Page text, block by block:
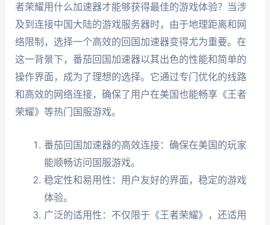
者荣耀用什么加速器才能够获得最佳的游戏体验？当涉
及到连接中国大陆的游戏服务器时，由于地理距离和网
络限制，选择一个高效的回国加速器变得尤为重要。在
这一背景下，番茄回国加速器以其出色的性能和简单的
操作界面，成为了理想的选择。它通过专门优化的线路
和高效的网络连接，确保了用户在美国也能畅享《王者
荣耀》等热门国服游戏。
番茄回国加速器的高效连接：确保在美国的玩家
能顺畅访问国服游戏。
稳定性和易用性：用户友好的界面，稳定的游戏
体验。
广泛的适用性：不仅限于《王者荣耀》，还适用